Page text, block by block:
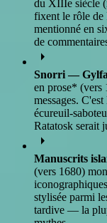
du XIIIe siècle
fixent le rôle
mentionné en
de
arrow_right
Snorri —
en prose* (vers
messages.
écureuil-
Ratatosk serait
arrow_right
Manuscrits
(vers 1680)
stylisée parmi
tardive — la